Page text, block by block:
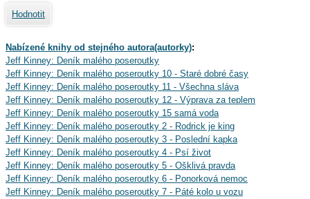
Hodnotit
Nabízené knihy od stejného autora(autorky):
Jeff Kinney: Deník malého poseroutky
Jeff Kinney: Deník malého poseroutky 10 - Staré dobré časy
Jeff Kinney: Deník malého poseroutky 11 - Všechna sláva
Jeff Kinney: Deník malého poseroutky 12 - Výprava za teplem
Jeff Kinney: Deník malého poseroutky 15 samá voda
Jeff Kinney: Deník malého poseroutky 2 - Rodrick je king
Jeff Kinney: Deník malého poseroutky 3 - Poslední kapka
Jeff Kinney: Deník malého poseroutky 4 - Psí život
Jeff Kinney: Deník malého poseroutky 5 - Ošklivá pravda
Jeff Kinney: Deník malého poseroutky 6 - Ponorková nemoc
Jeff Kinney: Deník malého poseroutky 7 - Páté kolo u vozu